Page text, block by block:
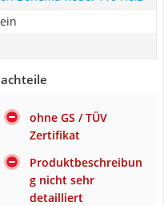
ohne GS / TÜV
Zertifikat
Produktbeschreibun
g nicht sehr
detailliert